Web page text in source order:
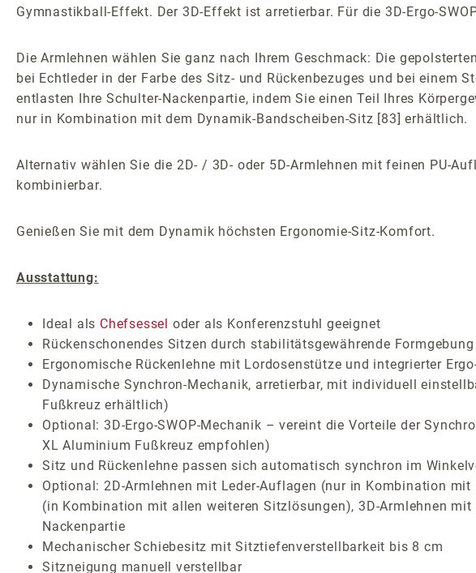
Gymnastikball-Effekt. Der 3D-Effekt ist arretierbar. Für die 3D-Ergo-
Die Armlehnen wählen Sie ganz nach Ihrem Geschmack: Die
bei Echtleder in der Farbe des Sitz- und Rückenbezuges und bei
entlasten Ihre Schulter-Nackenpartie, indem Sie einen Teil Ihres
nur in Kombination mit dem Dynamik-Bandscheiben-Sitz [83] erhältlich.
Alternativ wählen Sie die 2D- / 3D- oder 5D-Armlehnen mit feinen PU-
kombinierbar.
Genießen Sie mit dem Dynamik höchsten Ergonomie-Sitz-Komfort.
Ausstattung:
Ideal als Chefsessel oder als Konferenzstuhl geeignet
Rückenschonendes Sitzen durch stabilitätsgewährende Formgebung
Ergonomische Rückenlehne mit Lordosenstütze und integrierter
Dynamische Synchron-Mechanik, arretierbar, mit individuell
Fußkreuz erhältlich)
Optional: 3D-Ergo-SWOP-Mechanik – vereint die Vorteile der
XL Aluminium Fußkreuz empfohlen)
Sitz und Rückenlehne passen sich automatisch synchron im
Optional: 2D-Armlehnen mit Leder-Auflagen (nur in Kombination
(in Kombination mit allen weiteren Sitzlösungen), 3D-Armlehnen
Nackenpartie
Mechanischer Schiebesitz mit Sitztiefenverstellbarkeit bis 8 cm
Sitzneigung manuell verstellbar